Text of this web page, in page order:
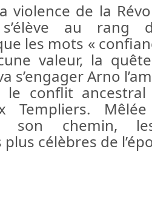
violence de la
au rang
les mots «
valeur, la
s’engager Arno
le conflit
Templiers.
son chemin,
célèbres de